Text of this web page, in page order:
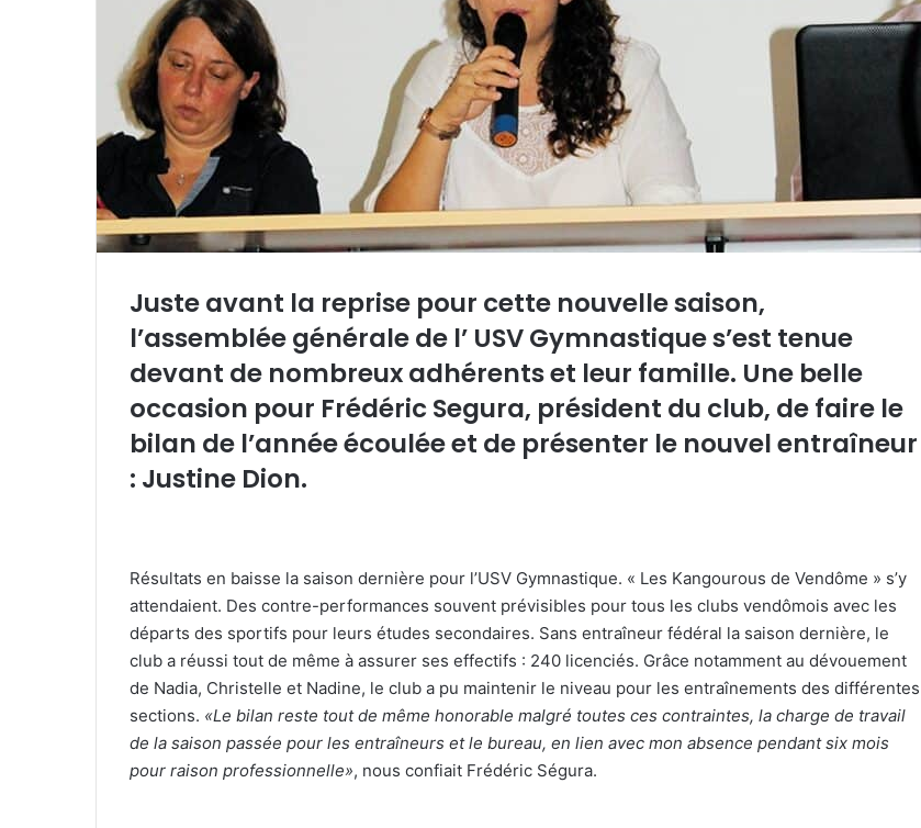
Juste avant la reprise pour cette nouvelle saison,
l’assemblée générale de l’ USV Gymnastique s’est tenue
devant de nombreux adhérents et leur famille. Une belle
occasion pour Frédéric Segura, président du club, de faire le
bilan de l’année écoulée et de présenter le nouvel entraîneur
: Justine Dion.
Résultats en baisse la saison dernière pour l’USV Gymnastique. « Les Kangourous de Vendôme » s’y
attendaient. Des contre-performances souvent prévisibles pour tous les clubs vendômois avec les
départs des sportifs pour leurs études secondaires. Sans entraîneur fédéral la saison dernière, le
club a réussi tout de même à assurer ses effectifs : 240 licenciés. Grâce notamment au dévouement
de Nadia, Christelle et Nadine, le club a pu maintenir le niveau pour les entraînements des différentes
sections. «Le bilan reste tout de même honorable malgré toutes ces contraintes, la charge de travail
de la saison passée pour les entraîneurs et le bureau, en lien avec mon absence pendant six mois
pour raison professionnelle», nous confiait Frédéric Ségura.